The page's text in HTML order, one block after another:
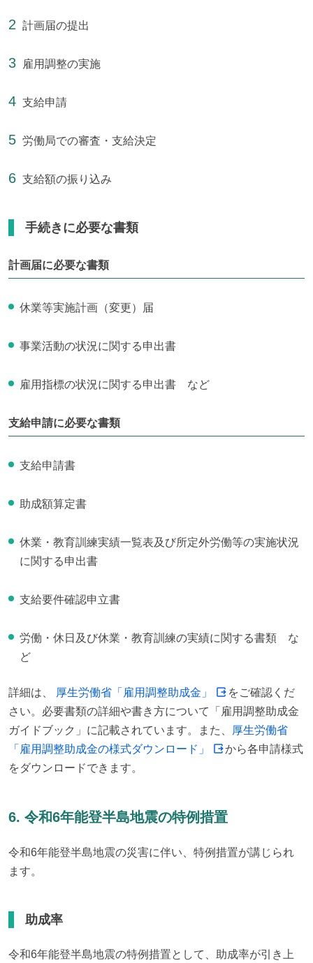
計画届の提出
雇用調整の実施
支給申請
労働局での審査・支給決定
支給額の振り込み
手続きに必要な書類
計画届に必要な書類
休業等実施計画（変更）届
事業活動の状況に関する申出書
雇用指標の状況に関する申出書 など
支給申請に必要な書類
支給申請書
助成額算定書
休業・教育訓練実績一覧表及び所定外労働等の実施状況
に関する申出書
支給要件確認申立書
労働・休日及び休業・教育訓練の実績に関する書類 な
ど
詳細は、 厚生労働省「雇用調整助成金」
をご確認くだ
さい。必要書類の詳細や書き方について「雇用調整助成金
ガイドブック」に記載されています。また、
厚生労働省
「雇用調整助成金の様式ダウンロード」
から各申請様式
をダウンロードできます。
6. 令和6年能登半島地震の特例措置
令和6年能登半島地震の災害に伴い、特例措置が講じられ
ます。
助成率
令和6年能登半島地震の特例措置として、助成率が引き上